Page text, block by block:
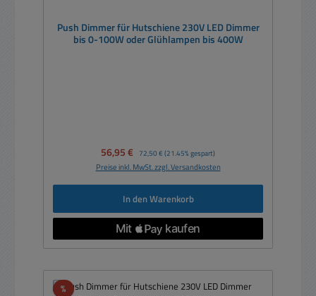
Push Dimmer für Hutschiene 230V LED Dimmer
bis 0-100W oder Glühlampen bis 400W
Verkaufspreis:
56,95 € Regulärer Preis:
72,50 € (21.45% gespart)
Preise inkl. MwSt. zzgl. Versandkosten
In den Warenkorb
%Rabatt